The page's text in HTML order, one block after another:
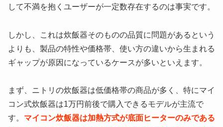
して不満を抱くユーザーが一定数存在するのは事実です。
しかし、これは炊飯器そのものの品質に問題があるという
よりも、製品の特性や価格帯、使い方の違いから生まれる
ギャップが原因になっているケースが多いといえます。
まず、ニトリの炊飯器は低価格帯の商品が多く、特にマイ
コン式炊飯器は1万円前後で購入できるモデルが主流で
す。 マイコン炊飯器は加熱方式が底面ヒーターのみである